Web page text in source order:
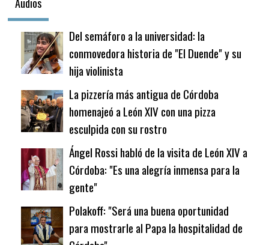
Del semáforo a la universidad: la
conmovedora historia de "El Duende" y su
hija violinista
La pizzería más antigua de Córdoba
homenajeó a León XIV con una pizza
esculpida con su rostro
Ángel Rossi habló de la visita de León XIV a
Córdoba: "Es una alegría inmensa para la
gente"
Polakoff: "Será una buena oportunidad
para mostrarle al Papa la hospitalidad de